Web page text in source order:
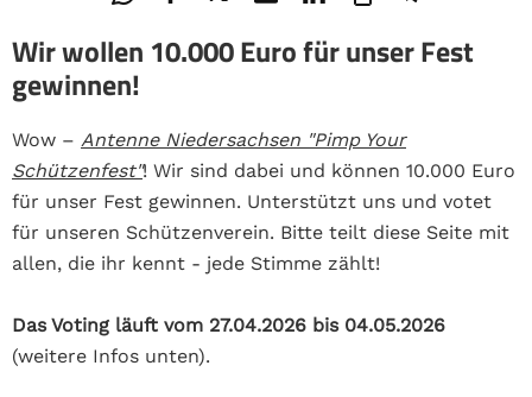
Wir wollen 10.000 Euro für unser Fest
gewinnen!
Wow – Antenne Niedersachsen "Pimp Your
Schützenfest"! Wir sind dabei und können 10.000 Euro
für unser Fest gewinnen. Unterstützt uns und votet
für unseren Schützenverein. Bitte teilt diese Seite mit
allen, die ihr kennt - jede Stimme zählt!
Das Voting läuft vom 27.04.2026 bis 04.05.2026
(weitere Infos unten).